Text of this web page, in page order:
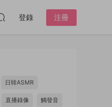
登錄 注冊
日韓ASMR
直播錄像 觸發音